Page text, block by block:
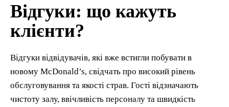
Відгуки: що кажуть
клієнти?
Відгуки відвідувачів, які вже встигли побувати в
новому McDonald’s, свідчать про високий рівень
обслуговування та якості страв. Гості відзначають
чистоту залу, ввічливість персоналу та швидкість